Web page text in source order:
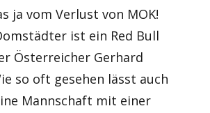
ja vom Verlust von MOK!
ist ein Red Bull
Österreicher Gerhard
so oft gesehen lässt auch
Mannschaft mit einer